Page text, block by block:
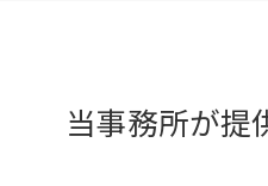
当事務所が提